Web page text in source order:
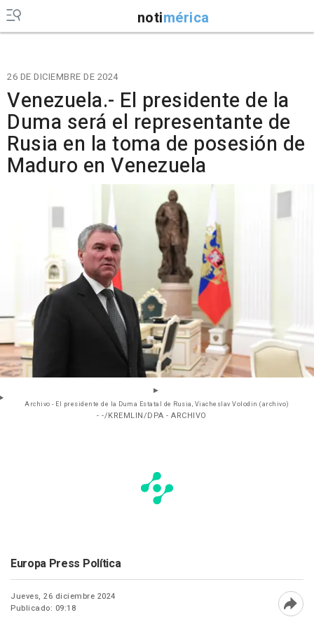
notimérica
26 DE DICIEMBRE DE 2024
Venezuela.- El presidente de la
Duma será el representante de
Rusia en la toma de posesión de
Maduro en Venezuela
Archivo - El presidente de la Duma Estatal de Rusia, Viacheslav Volodin (archivo)
- -/KREMLIN/DPA - ARCHIVO
Europa Press Política
Jueves, 26 diciembre 2024
Publicado: 09:18